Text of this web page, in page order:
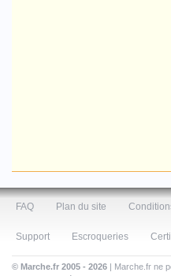
FAQ Plan du site
Support Escroqueries
© Marche.fr 2005 - 2026 | Marche.fr ne